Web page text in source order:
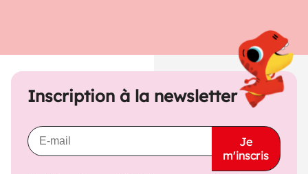
Inscription à la newsletter
Je
m'inscris